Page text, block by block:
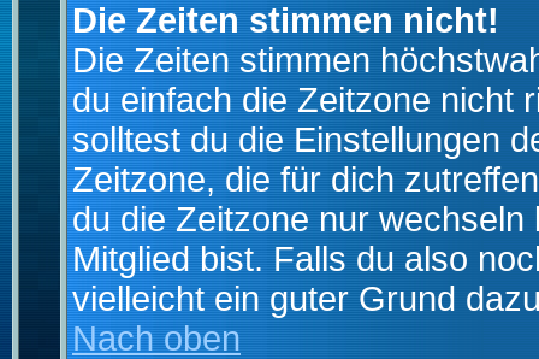
Die Zeiten stimmen nicht!
Die Zeiten stimmen
du einfach die Zeitzone nicht
solltest du die Einstellungen
Zeitzone, die für dich
du die Zeitzone nur
Mitglied bist. Falls du also
vielleicht ein guter Grund
Nach oben